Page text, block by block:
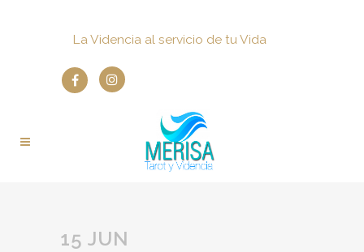
La Videncia al servicio de tu Vida
15 JUN